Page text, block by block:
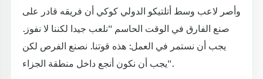
وأصر لاعب وسط أتلتيكو الدولي كوكي أن فريقه قادر على
صنع الفارق في الوقت الحاسم "نلعب جيدا لكننا لا نفوز.
يجب أن نستمر في العمل: هذه قوتنا. نصنع الفرص لكن
يجب أن نكون أنجع داخل منطقة الجزاء".